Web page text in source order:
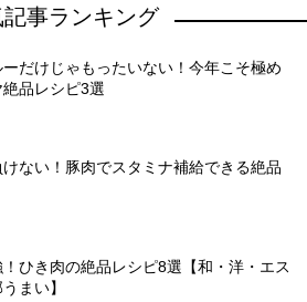
記事ランキング
だけじゃもったいない！今年こそ極め
品レシピ3選
ない！豚肉でスタミナ補給できる絶品
！ひき肉の絶品レシピ8選【和・洋・エス
まい】